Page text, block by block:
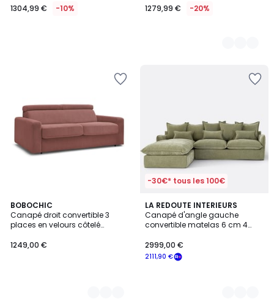
1304,99 € -10% 1279,99 € -20%
BOBOCHIC
Canapé droit convertible 3
places en velours côtelé
MONACO
1249,00 €
7
Couleurs
-30€* tous les 100€
LA REDOUTE INTERIEURS
Canapé d'angle gauche
convertible matelas 6 cm 4
2111,90 €
2999,00 €
9
Couleurs